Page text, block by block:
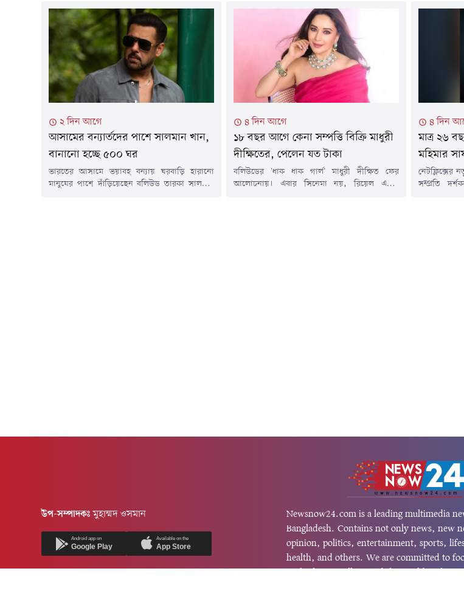
প্রতিবেদনে উঠে এসেছে এ তথ্য।সালমানের বাড়ি
গ্যালাক্সি অ্যাপার্টমেন্টসের বাইরে নিরাপত্তার দায়িত্বে
ছিলেন গণেশ রায়তে নামের ওই পুলিশ সদস্য।
গতকাল শুক্রবার সন্ধ্যা ৬য়টার দিকে হঠাৎ অসুস্থ বোধ
করেন তিনি। সাথে সাথে সহকর্মীরা তাকে...
রবিনা ট্যান্ডনের কাছে হঠাৎ একটি পোষ্য কুকুর এসে
লাফাতে শুরু করে। একপর্যায়ে কুকুরটি তাঁর পোশাক
ধরে টান দিলে মুহূর্তের জন্য উপস্থিত অনেকেই
আতঙ্কিত হয়ে পড়েন এবং মনে করেন, হয়তো কুকুরটি
(৭ আগস্ট)
যান
অধিকারী।
খোঁজ নেন
২ দিন আগে
আসামের বন্যার্তদের পাশে সালমান খান,
বানানো হচ্ছে ৫০০ ঘর
ভারতের আসামে ভয়াবহ বন্যায় ঘরবাড়ি হারানো
মানুষের পাশে দাঁড়িয়েছেন বলিউড তারকা সালমান
৪ দিন আগে
১৮ বছর আগে কেনা সম্পত্তি বিক্রি মাধুরী
দীক্ষিতের, পেলেন যত টাকা
বলিউডের 'ধাক ধাক গার্ল' মাধুরী দীক্ষিত ফের
আলোচনায়। এবার সিনেমা নয়, রিয়েল এস্টেট
৪ দিন
মাত্র ২৬
মহিমার
নেটফ্লিক্সের
সম্প্রতি
উপ-সম্পাদকঃমুহাম্মদ ওসমান
Android app on
Google Play
Available on the
App Store
Newsnow24.com is a leading multimedia
Bangladesh. Contains not only news, new
opinion, politics, entertainment, sports,
health, and others. We are committed to
Probash news all around the world with